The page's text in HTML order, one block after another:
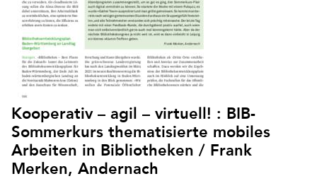
Kooperativ – agil – virtuell! : BIB-
Sommerkurs thematisierte mobiles
Arbeiten in Bibliotheken / Frank
Merken, Andernach